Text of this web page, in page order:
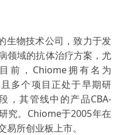
生物技术公司，致力于发
领域的抗体治疗方案，尤
前，Chiome拥有名为
多个项目正处于早期研
，其管线中的产品CBA-
究。Chiome于2005年在
所创业板上市。